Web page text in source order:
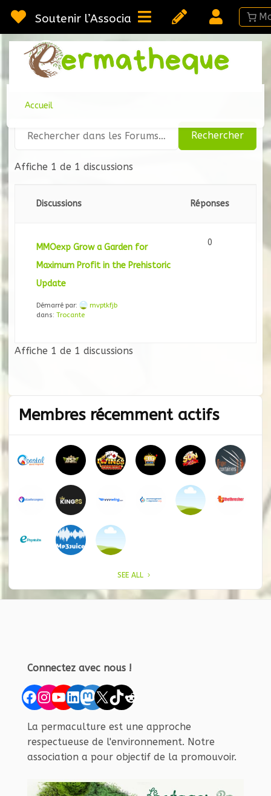
au
contenu
Soutenir l’Association
Accueil
Affiche 1 de 1 discussions
Discussions Réponses
MMOexp Grow a Garden for
Maximum Profit in the Prehistoric
Update
Démarré par:
mvptkfjb
dans: Trocante
0
Affiche 1 de 1 discussions
Membres récemment actifs
SEE ALL
Connectez avec nous !
Facebook
Instagram
YouTube
LinkedIn
Mastodon
X TikTok
Reddit
La permaculture est une approche
respectueuse de l'environnement. Notre
association a pour objectif de la promouvoir.